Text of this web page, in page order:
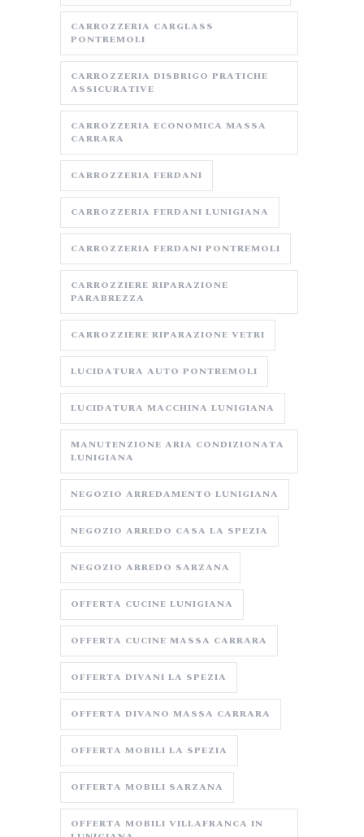
CARROZZERIA CARGLASS
PONTREMOLI
CARROZZERIA DISBRIGO PRATICHE
ASSICURATIVE
CARROZZERIA ECONOMICA MASSA
CARRARA
CARROZZERIA FERDANI
CARROZZERIA FERDANI LUNIGIANA
CARROZZERIA FERDANI PONTREMOLI
CARROZZIERE RIPARAZIONE
PARABREZZA
CARROZZIERE RIPARAZIONE VETRI
LUCIDATURA AUTO PONTREMOLI
LUCIDATURA MACCHINA LUNIGIANA
MANUTENZIONE ARIA CONDIZIONATA
LUNIGIANA
NEGOZIO ARREDAMENTO LUNIGIANA
NEGOZIO ARREDO CASA LA SPEZIA
NEGOZIO ARREDO SARZANA
OFFERTA CUCINE LUNIGIANA
OFFERTA CUCINE MASSA CARRARA
OFFERTA DIVANI LA SPEZIA
OFFERTA DIVANO MASSA CARRARA
OFFERTA MOBILI LA SPEZIA
OFFERTA MOBILI SARZANA
OFFERTA MOBILI VILLAFRANCA IN